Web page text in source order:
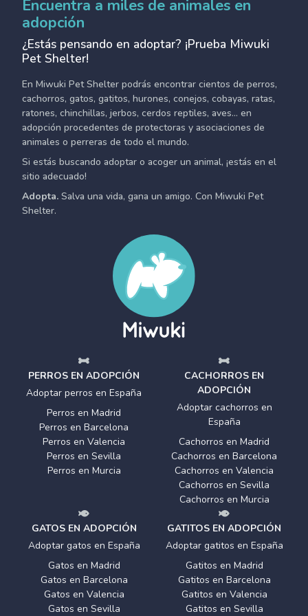
Encuentra a miles de animales en
adopción
¿Estás pensando en adoptar? ¡Prueba Miwuki
Pet Shelter!
En Miwuki Pet Shelter podrás encontrar cientos de perros,
cachorros, gatos, gatitos, hurones, conejos, cobayas, ratas,
ratones, chinchillas, jerbos, cerdos reptiles, aves... en
adopción procedentes de protectoras y asociaciones de
animales o perreras de todo el mundo.
Si estás buscando adoptar o acoger un animal, ¡estás en el
sitio adecuado!
Adopta. Salva una vida, gana un amigo. Con Miwuki Pet
Shelter.
PERROS EN ADOPCIÓN
Adoptar perros en España
Perros en Madrid
Perros en Barcelona
Perros en Valencia
Perros en Sevilla
Perros en Murcia
CACHORROS EN
ADOPCIÓN
Adoptar cachorros en
España
Cachorros en Madrid
Cachorros en Barcelona
Cachorros en Valencia
Cachorros en Sevilla
Cachorros en Murcia
GATOS EN ADOPCIÓN
Adoptar gatos en España
Gatos en Madrid
Gatos en Barcelona
Gatos en Valencia
Gatos en Sevilla
GATITOS EN ADOPCIÓN
Adoptar gatitos en España
Gatitos en Madrid
Gatitos en Barcelona
Gatitos en Valencia
Gatitos en Sevilla